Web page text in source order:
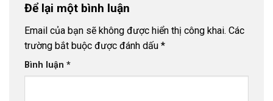
Để lại một bình luận
Email của bạn sẽ không được hiển thị công khai. Các
trường bắt buộc được đánh dấu *
Bình luận *